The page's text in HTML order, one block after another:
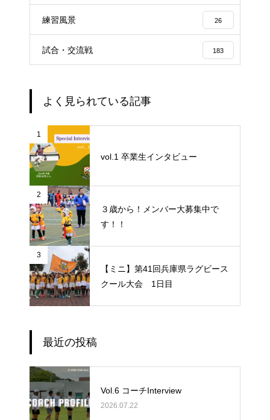
練習風景 26
試合・交流戦 183
よく見られている記事
1
vol.1 卒業生インタビュー
2
３歳から！メンバー大募集中で
す！！
3
【ミニ】第41回兵庫県ラグビース
クール大会 1日目
最近の投稿
Vol.6 コーチInterview
2026.07.22